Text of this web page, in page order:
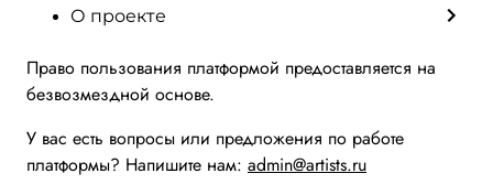
О проекте
Право пользования платформой предоставляется на
безвозмездной основе.
У вас есть вопросы или предложения по работе
платформы? Напишите нам: admin@artists.ru